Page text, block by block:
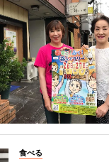
食べる